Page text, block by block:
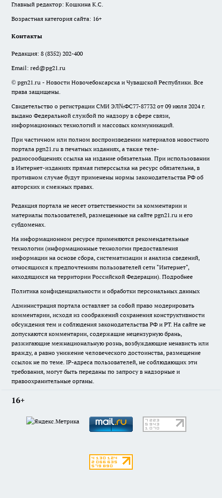
Главный редактор: Кошкина К.С.
Возрастная категория сайта: 16+
Контакты
Редакция: 8 (8352) 202-400
Email: red@pg21.ru
© pgn21.ru - Новости Новочебоксарска и Чувашской Республики. Все
права защищены.
Свидетельство о регистрации СМИ ЭЛ№ФС77-87732 от 09 июля 2024 г.
выдано Федеральной службой по надзору в сфере связи,
информационных технологий и массовых коммуникаций.
При частичном или полном воспроизведении материалов новостного
портала pgn21.ru в печатных изданиях, а также теле-
радиосообщениях ссылка на издание обязательна. При использовании
в Интернет-изданиях прямая гиперссылка на ресурс обязательна, в
противном случае будут применены нормы законодательства РФ об
авторских и смежных правах.
Редакция портала не несет ответственности за комментарии и
материалы пользователей, размещенные на сайте pgn21.ru и его
субдоменах.
На информационном ресурсе применяются рекомендательные
технологии (информационные технологии предоставления
информации на основе сбора, систематизации и анализа сведений,
относящихся к предпочтениям пользователей сети "Интернет",
находящихся на территории Российской Федерации). Подробнее
Политика конфиденциальности и обработки персональных данных
Администрация портала оставляет за собой право модерировать
комментарии, исходя из соображений сохранения конструктивности
обсуждения тем и соблюдения законодательства РФ и РТ. На сайте не
допускаются комментарии, содержащие нецензурную брань,
разжигающие межнациональную рознь, возбуждающие ненависть или
вражду, а равно унижение человеческого достоинства, размещение
ссылок не по теме. IP-адреса пользователей, не соблюдающих эти
требования, могут быть переданы по запросу в надзорные и
правоохранительные органы.
16+